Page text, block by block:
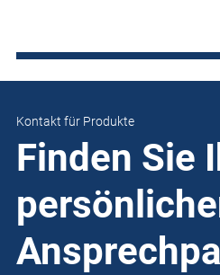
Kontakt für Produkte
Finden Sie